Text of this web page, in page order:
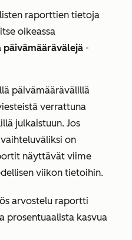
raporttien tietoja
oikeassa
päivämäärävälejä -
päivämäärävälillä
verrattuna
julkaistuun. Jos
on
näyttävät viime
viikon tietoihin.
arvostelu raportti
prosentuaalista kasvua